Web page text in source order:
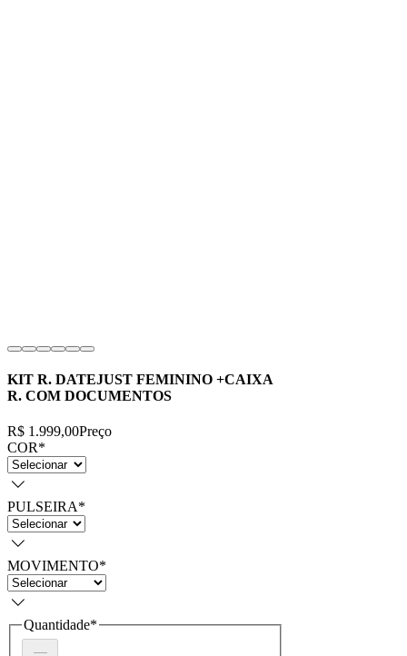
KIT R. DATEJUST FEMININO +CAIXA
R. COM DOCUMENTOS
R$ 1.999,00Preço
COR*
PULSEIRA*
MOVIMENTO*
Quantidade*